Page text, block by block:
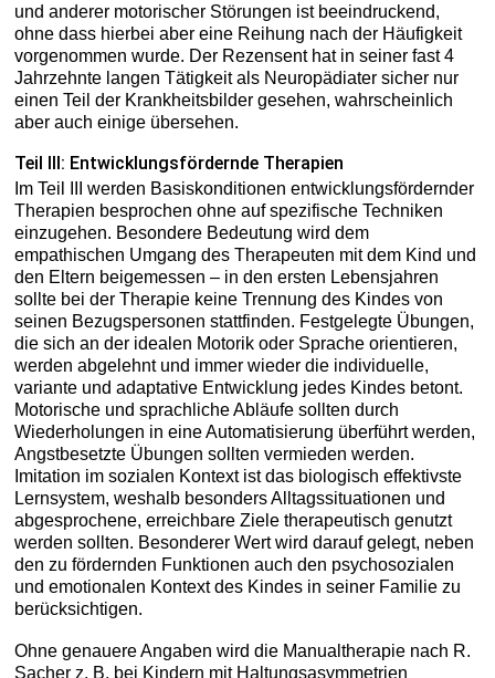
und anderer motorischer Störungen ist beeindruckend,
ohne dass hierbei aber eine Reihung nach der Häufigkeit
vorgenommen wurde. Der Rezensent hat in seiner fast 4
Jahrzehnte langen Tätigkeit als Neuropädiater sicher nur
einen Teil der Krankheitsbilder gesehen, wahrscheinlich
aber auch einige übersehen.
Teil III: Entwicklungsfördernde Therapien
Im Teil III werden Basiskonditionen entwicklungsfördernder
Therapien besprochen ohne auf spezifische Techniken
einzugehen. Besondere Bedeutung wird dem
empathischen Umgang des Therapeuten mit dem Kind und
den Eltern beigemessen – in den ersten Lebensjahren
sollte bei der Therapie keine Trennung des Kindes von
seinen Bezugspersonen stattfinden. Festgelegte Übungen,
die sich an der idealen Motorik oder Sprache orientieren,
werden abgelehnt und immer wieder die individuelle,
variante und adaptative Entwicklung jedes Kindes betont.
Motorische und sprachliche Abläufe sollten durch
Wiederholungen in eine Automatisierung überführt werden,
Angstbesetzte Übungen sollten vermieden werden.
Imitation im sozialen Kontext ist das biologisch effektivste
Lernsystem, weshalb besonders Alltagssituationen und
abgesprochene, erreichbare Ziele therapeutisch genutzt
werden sollten. Besonderer Wert wird darauf gelegt, neben
den zu fördernden Funktionen auch den psychosozialen
und emotionalen Kontext des Kindes in seiner Familie zu
berücksichtigen.
Ohne genauere Angaben wird die Manualtherapie nach R.
Sacher z. B. bei Kindern mit Haltungsasymmetrien